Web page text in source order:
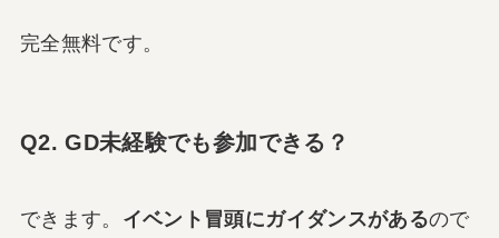
完全無料です。
Q2. GD未経験でも参加できる？
できます。 イベント冒頭にガイダンスがあるので